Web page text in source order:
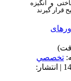
و انگیزه
گیرند
تخصصي
دریافت: 1402/1/16 | پذیرش: 1402/3/19 | انتشار: